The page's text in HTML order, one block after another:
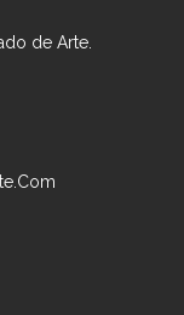
de Arte.